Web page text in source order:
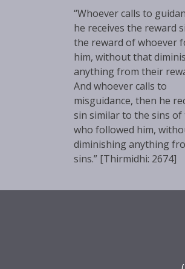
“Whoever calls to
he receives the reward
the reward of whoever
him, without that
anything from their
And whoever calls to
misguidance, then he
sin similar to the sins of
who followed him,
diminishing anything
sins.” [Thirmidhi: 2674]